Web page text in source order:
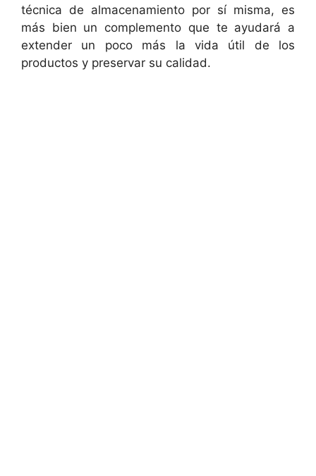
técnica de almacenamiento por sí misma, es
más bien un complemento que te ayudará a
extender un poco más la vida útil de los
productos y preservar su calidad.